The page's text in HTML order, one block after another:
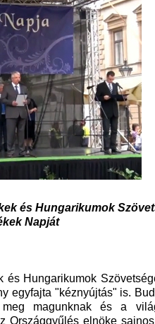
és Hungarikumok
Napját
Hungarikumok
egyfajta "kéznyújtás" is.
magunknak és a
Országgyűlés elnöke